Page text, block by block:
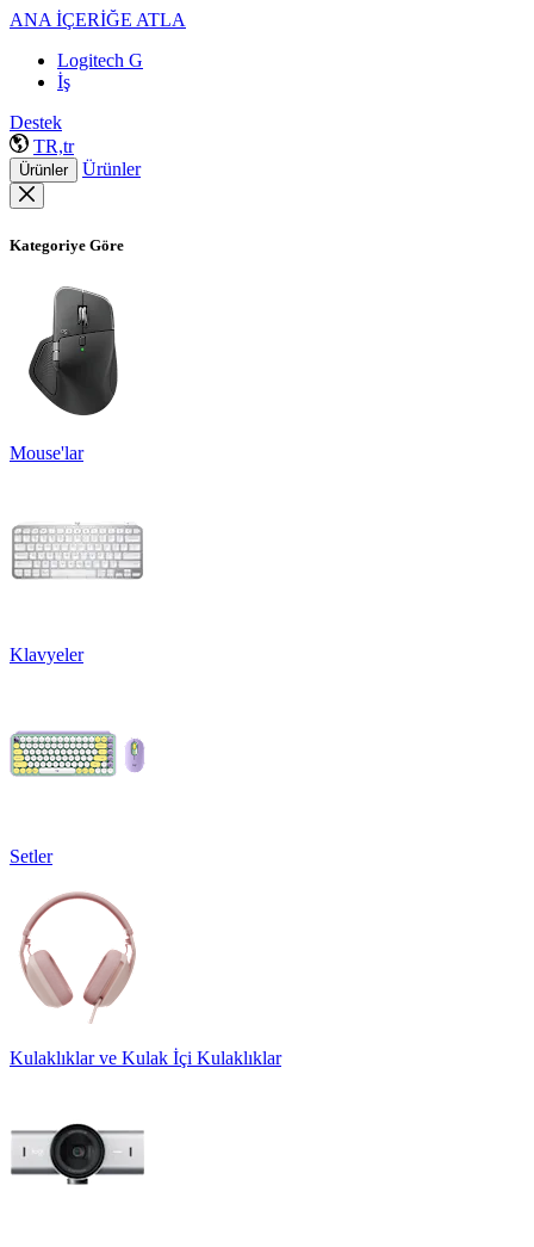
ANA İÇERİĞE ATLA
Logitech G
İş
Destek
TR,tr
Ürünler Ürünler
Kategoriye Göre
Mouse'lar
Klavyeler
Setler
Kulaklıklar ve Kulak İçi Kulaklıklar